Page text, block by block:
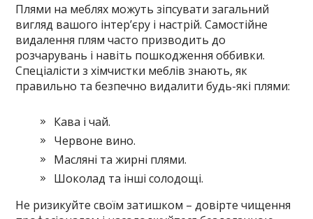
Плями на меблях можуть зіпсувати загальний
вигляд вашого інтер’єру і настрій. Самостійне
видалення плям часто призводить до
розчарувань і навіть пошкодження оббивки.
Спеціалісти з хімчистки меблів знають, як
правильно та безпечно видалити будь-які плями:
Кава і чай.
Червоне вино.
Масляні та жирні плями.
Шоколад та інші солодощі.
Не ризикуйте своїм затишком – довірте чищення